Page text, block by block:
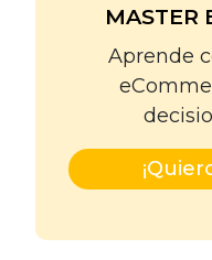
MASTER
Aprende